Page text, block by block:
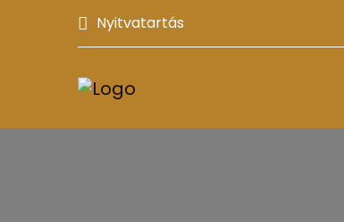
Nyitvatartás